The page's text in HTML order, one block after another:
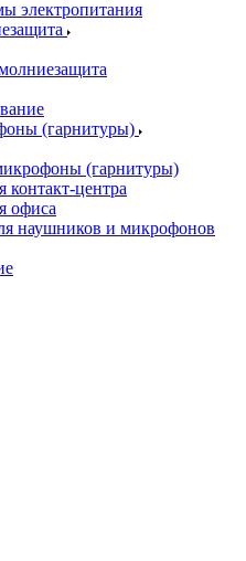
электропитания
(гарнитуры)
(гарнитуры)
контакт-центра
офиса
наушников и микрофонов